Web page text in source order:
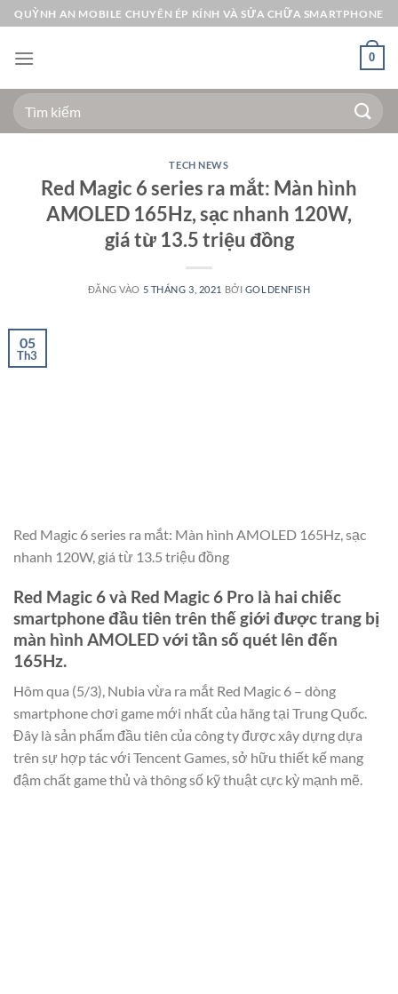
Bỏ
qua
nội
QUỲNH AN MOBILE CHUYÊN ÉP KÍNH VÀ SỬA CHỮA SMARTPHONE
0
Tìm
kiếm:
TECH NEWS
Red Magic 6 series ra mắt: Màn hình
AMOLED 165Hz, sạc nhanh 120W,
giá từ 13.5 triệu đồng
ĐĂNG VÀO 5 THÁNG 3, 2021 BỞI GOLDENFISH
05
Th3
Red Magic 6 series ra mắt: Màn hình AMOLED 165Hz, sạc
nhanh 120W, giá từ 13.5 triệu đồng
Red Magic 6 và Red Magic 6 Pro là hai chiếc
smartphone đầu tiên trên thế giới được trang bị
màn hình AMOLED với tần số quét lên đến
165Hz.
Hôm qua (5/3), Nubia vừa ra mắt Red Magic 6 – dòng
smartphone chơi game mới nhất của hãng tại Trung Quốc.
Đây là sản phẩm đầu tiên của công ty được xây dựng dựa
trên sự hợp tác với Tencent Games, sở hữu thiết kế mang
đậm chất game thủ và thông số kỹ thuật cực kỳ mạnh mẽ.